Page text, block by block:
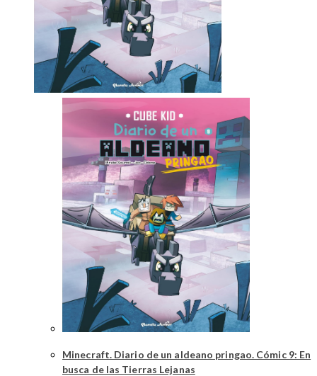
Minecraft. Diario de un aldeano pringao. Cómic 9: En
busca de las Tierras Lejanas